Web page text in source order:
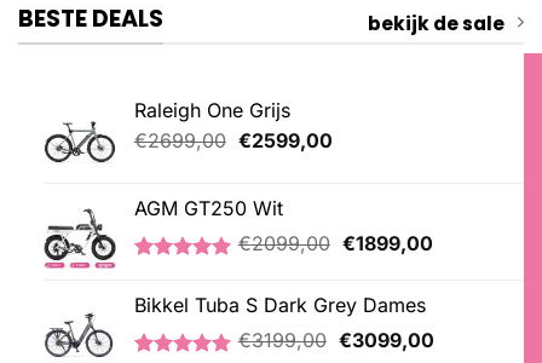
BESTE DEALS bekijk de sale
Raleigh One Grijs
€2699,00 Oorspronkelijke
€2699,00.
€2599,00Huidige
AGM GT250 Wit
5.00
op 5
gebaseerd
op
klantbeoordeling
€2099,00 Oorspronkelijke
€2099,00.
€1899,00Huidige
Bikkel Tuba S Dark Grey Dames
€3199,00 Oorspronkelijke
€3099,00Huidige